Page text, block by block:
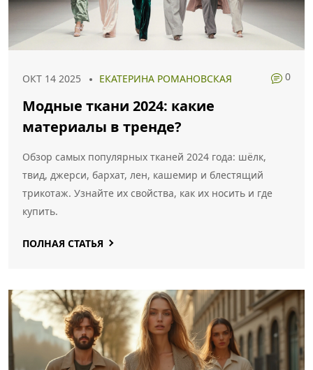
ОКТ 14 2025 ЕКАТЕРИНА РОМАНОВСКАЯ 0
Модные ткани 2024: какие
материалы в тренде?
Обзор самых популярных тканей 2024 года: шёлк,
твид, джерси, бархат, лен, кашемир и блестящий
трикотаж. Узнайте их свойства, как их носить и где
купить.
ПОЛНАЯ СТАТЬЯ